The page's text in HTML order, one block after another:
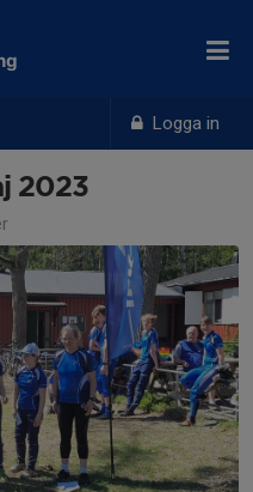
Logga in
2023